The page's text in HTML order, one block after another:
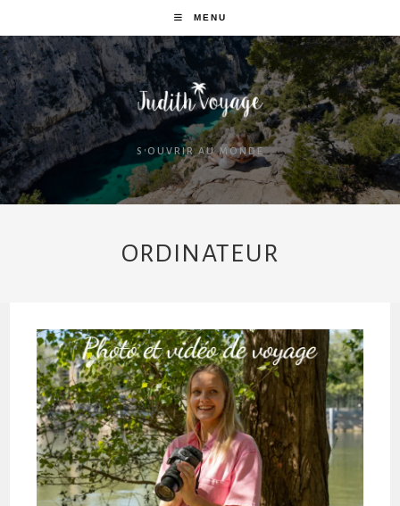
MENU
S'OUVRIR AU MONDE
ORDINATEUR